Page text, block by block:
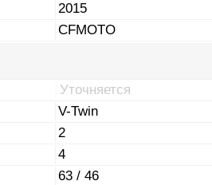
2015
CFMOTO
Уточняется
V-Twin
2
4
63 / 46